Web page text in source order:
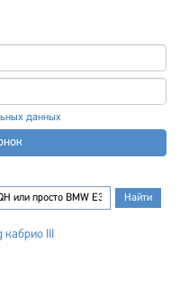
данных
кабрио III